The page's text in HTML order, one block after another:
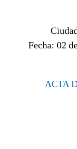
Fecha: 02
ACTA